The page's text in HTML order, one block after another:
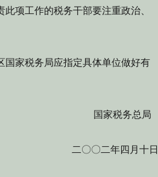
项工作的税务干部要注重政治、
国家税务局应指定具体单位做好有
国家税务总局
二〇〇二年四月十日